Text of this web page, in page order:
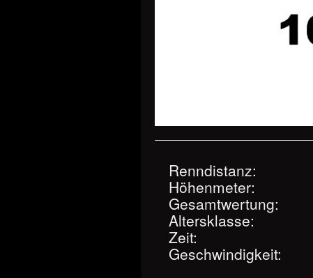
Renndistanz:
Höhenmeter:
Gesamtwertung:
Altersklasse:
Zeit:
Geschwindigkeit: